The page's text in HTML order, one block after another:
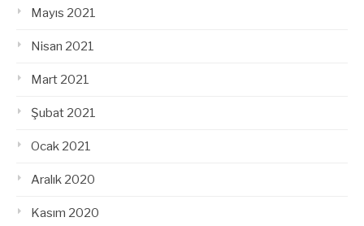
Mayıs 2021
Nisan 2021
Mart 2021
Şubat 2021
Ocak 2021
Aralık 2020
Kasım 2020